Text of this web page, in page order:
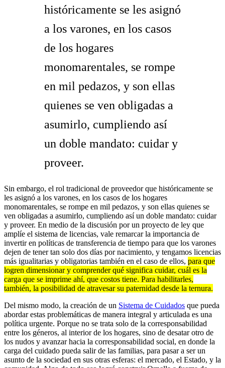
históricamente se les asignó
a los varones, en los casos
de los hogares
monomarentales, se rompe
en mil pedazos, y son ellas
quienes se ven obligadas a
asumirlo, cumpliendo así
un doble mandato: cuidar y
proveer.
Sin embargo, el rol tradicional de proveedor que históricamente se
les asignó a los varones, en los casos de los hogares
monomarentales, se rompe en mil pedazos, y son ellas quienes se
ven obligadas a asumirlo, cumpliendo así un doble mandato: cuidar
y proveer. En medio de la discusión por un proyecto de ley que
amplíe el sistema de licencias, vale remarcar la importancia de
invertir en políticas de transferencia de tiempo para que los varones
dejen de tener tan solo dos días por nacimiento, y tengamos licencias
más igualitarias y obligatorias también en el caso de ellos, para que
logren dimensionar y comprender qué significa cuidar, cuál es la
carga que se imprime ahí, que costos tiene. Para habilitarles,
también, la posibilidad de atravesar su paternidad desde la ternura.
Del mismo modo, la creación de un Sistema de Cuidados que pueda
abordar estas problemáticas de manera integral y articulada es una
política urgente. Porque no se trata solo de la corresponsabilidad
entre los géneros, al interior de los hogares, sino de desatar otro de
los nudos y avanzar hacia la corresponsabilidad social, en donde la
carga del cuidado pueda salir de las familias, para pasar a ser un
asunto de la sociedad en sus otras esferas: el mercado, el Estado, y la